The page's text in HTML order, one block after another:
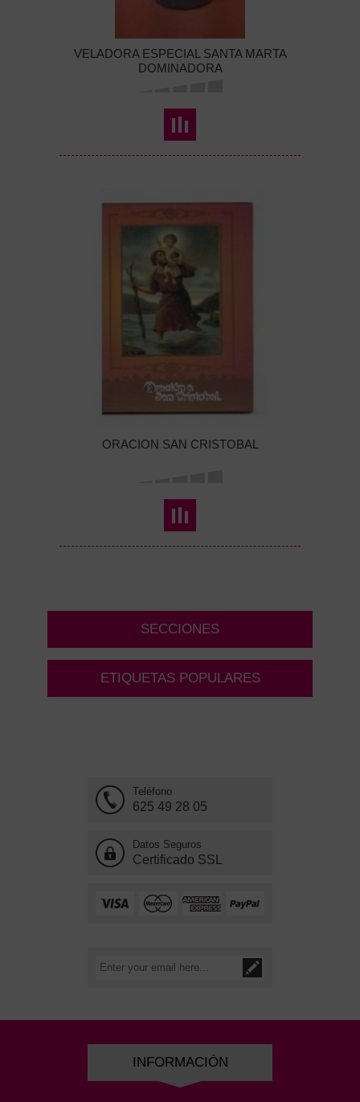
VELADORA ESPECIAL SANTA MARTA
DOMINADORA
ORACION SAN CRISTOBAL
SECCIONES
ETIQUETAS POPULARES
Teléfono
625 49 28 05
Datos Seguros
Certificado SSL
INFORMACIÓN